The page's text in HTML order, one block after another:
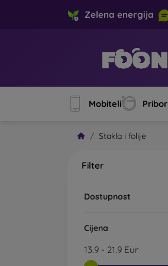
Zelena energija
Mobiteli Pribor
Stakla i folije
Filter
Dostupnost
Cijena
13.9 - 21.9 Eur